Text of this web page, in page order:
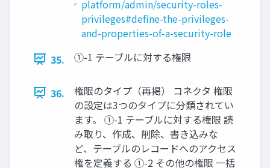
platform/admin/security-roles-
privileges#define-the-privileges-
and-properties-of-a-security-role
35.
①-1 テーブルに対する権限
36.
権限のタイプ（再掲） コネクタ 権限
の設定は3つのタイプに分類されてい
ます。 ①-1 テーブルに対する権限 読
み取り、作成、削除、書き込みな
ど、テーブルのレコードへのアクセス
権を定義する ①-2 その他の権限 一括